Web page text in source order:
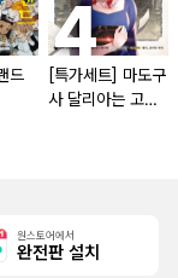
드
[특가세트] 마도구
사 달리아는 고개
원스토어에서
완전판 설치